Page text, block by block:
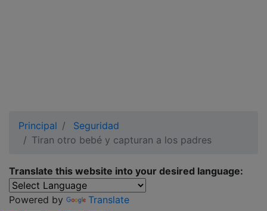
Principal
Seguridad
Tiran otro bebé y capturan a los padres
Translate this website into your desired language:
Powered by
Translate